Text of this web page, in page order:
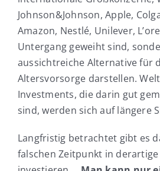
Johnson&Johnson, Apple,
Amazon, Nestlé, Unilever,
Untergang geweiht sind,
aussichtreiche Alternative für
Altersvorsorge darstellen.
Investments, die darin gut
sind, werden sich auf längere
Langfristig betrachtet gibt es
falschen Zeitpunkt in